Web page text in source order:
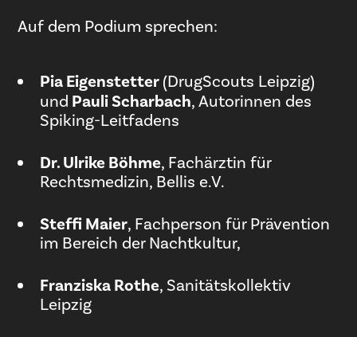
Auf dem Podium sprechen:
Pia Eigenstetter(DrugScouts Leipzig)
und Pauli Scharbach, Autorinnen des
Spiking-Leitfadens
Dr. Ulrike Böhme, Fachärztin für
Rechtsmedizin, Bellis e.V.
Steffi Maier, Fachperson für Prävention
im Bereich der Nachtkultur,
Franziska Rothe, Sanitätskollektiv
Leipzig